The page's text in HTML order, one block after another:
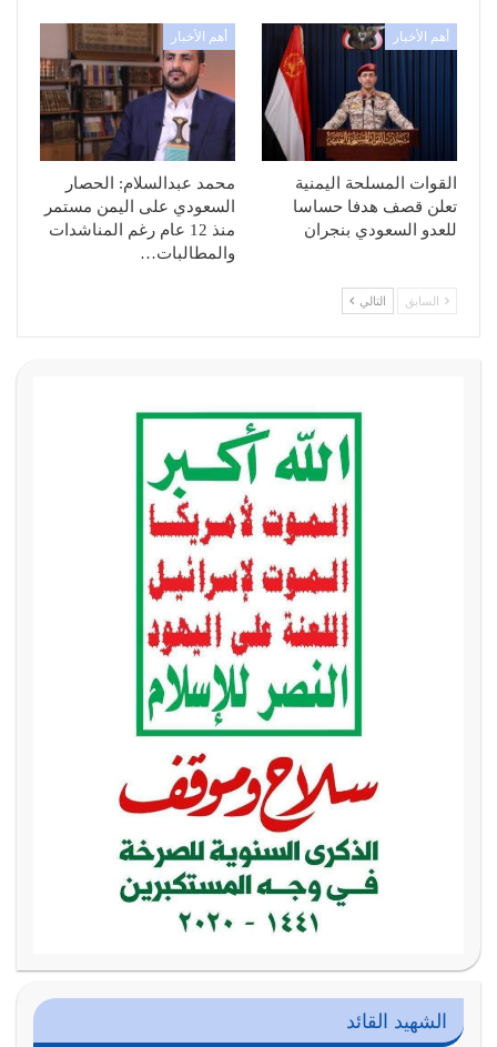
أهم الأخبار
القوات المسلحة اليمنية
تعلن قصف هدفا حساسا
للعدو السعودي بنجران
أهم الأخبار
محمد عبدالسلام: الحصار
السعودي على اليمن مستمر
منذ 12 عام رغم المناشدات
والمطالبات…
السابق التالي
الشهيد القائد